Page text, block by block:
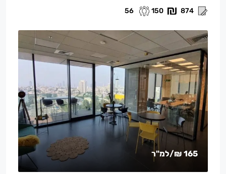
874
150
56
165 ₪ /למ"ר